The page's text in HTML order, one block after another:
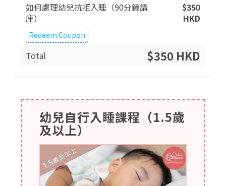
如何處理幼兒抗拒入睡（90分鐘講
座）
$350
HKD
Redeem Coupon
Total $350 HKD
幼兒自行入睡課程（1.5歲
及以上）